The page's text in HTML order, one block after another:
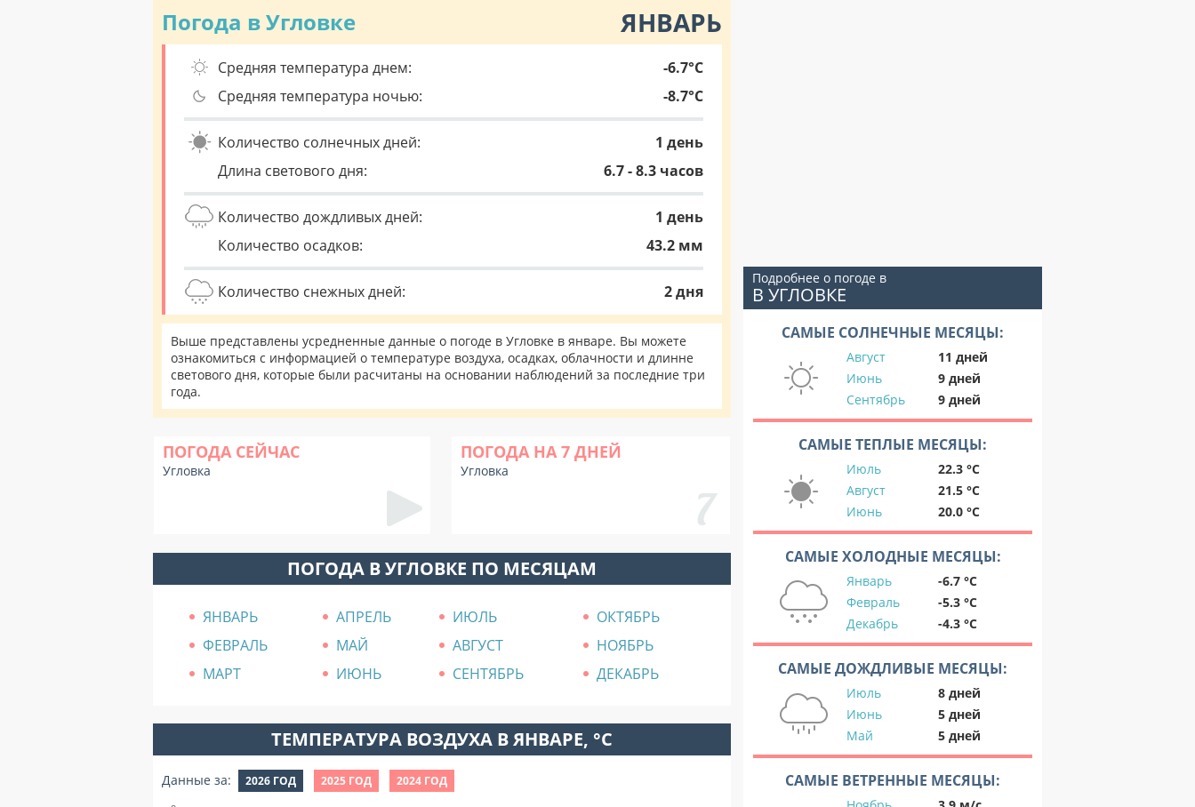
Погода в Угловке ЯНВАРЬ
Средняя температура днем:
-6.7°C
Средняя температура ночью:
-8.7°C
Количество солнечных дней:
1 день
Длина светового дня:
6.7 - 8.3 часов
Количество дождливых дней:
1 день
Количество осадков:
43.2 мм
Количество снежных дней: 2 дня
Выше представлены усредненные данные о погоде в Угловке в январе. Вы можете
ознакомиться с информацией о температуре воздуха, осадках, облачности и длинне
светового дня, которые были расчитаны на основании наблюдений за последние три
года.
ПОГОДА СЕЙЧАС
Угловка
ПОГОДА НА 7 ДНЕЙ
Угловка
ПОГОДА В УГЛОВКЕ ПО МЕСЯЦАМ
ЯНВАРЬ АПРЕЛЬ ИЮЛЬ
ОКТЯБРЬ
ФЕВРАЛЬ
МАЙ АВГУСТ
НОЯБРЬ
МАРТ
ИЮНЬ СЕНТЯБРЬ ДЕКАБРЬ
ТЕМПЕРАТУРА ВОЗДУХА В ЯНВАРЕ, °C
Данные за: 2026 ГОД 2025 ГОД 2024 ГОД
Подробнее о погоде в
В УГЛОВКЕ
САМЫЕ СОЛНЕЧНЫЕ МЕСЯЦЫ:
Август
11 дней
Июнь
9 дней
Сентябрь
9 дней
САМЫЕ ТЕПЛЫЕ МЕСЯЦЫ:
Июль
22.3 °C
Август
21.5 °C
Июнь
20.0 °C
САМЫЕ ХОЛОДНЫЕ МЕСЯЦЫ:
Январь
-6.7 °C
Февраль
-5.3 °C
Декабрь
-4.3 °C
САМЫЕ ДОЖДЛИВЫЕ МЕСЯЦЫ:
Июль
8 дней
Июнь
5 дней
Май
5 дней
САМЫЕ ВЕТРЕННЫЕ МЕСЯЦЫ: